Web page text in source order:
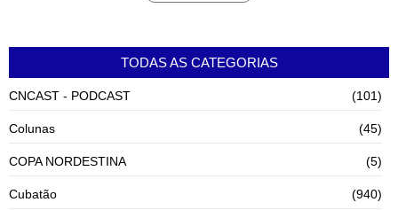
TODAS AS CATEGORIAS
CNCAST - PODCAST (101)
Colunas (45)
COPA NORDESTINA (5)
Cubatão (940)